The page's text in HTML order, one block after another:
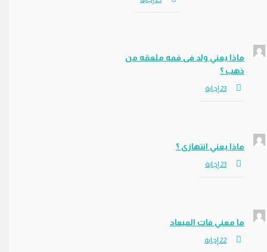
ماذا يعني ولد فى فمه ملعقه من
ذهب ؟
ماذا يعني انتهازى ؟
ما معني فات الميعاد